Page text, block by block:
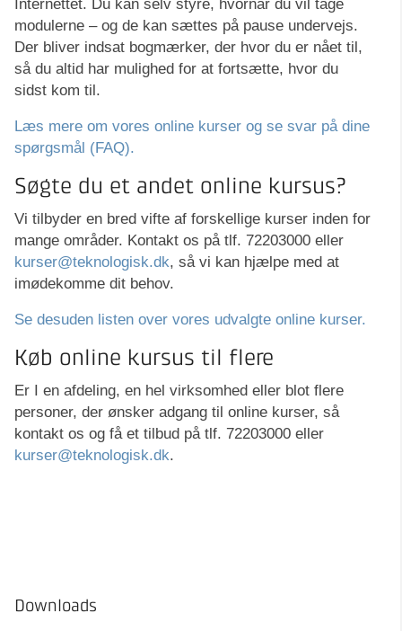
Internettet. Du kan selv styre, hvornår du vil tage
modulerne – og de kan sættes på pause undervejs.
Der bliver indsat bogmærker, der hvor du er nået til,
så du altid har mulighed for at fortsætte, hvor du
sidst kom til.
Læs mere om vores online kurser og se svar på dine
spørgsmål (FAQ).
Søgte du et andet online kursus?
Vi tilbyder en bred vifte af forskellige kurser inden for
mange områder. Kontakt os på tlf. 72203000 eller
kurser@teknologisk.dk, så vi kan hjælpe med at
imødekomme dit behov.
Se desuden listen over vores udvalgte online kurser.
Køb online kursus til flere
Er I en afdeling, en hel virksomhed eller blot flere
personer, der ønsker adgang til online kurser, så
kontakt os og få et tilbud på tlf. 72203000 eller
kurser@teknologisk.dk.
Downloads